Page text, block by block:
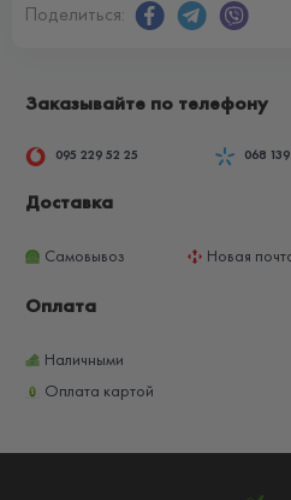
Поделиться:
Заказывайте по телефону
095 229 52 25 068
Доставка
Самовывоз Новая
Оплата
Наличными
Оплата картой